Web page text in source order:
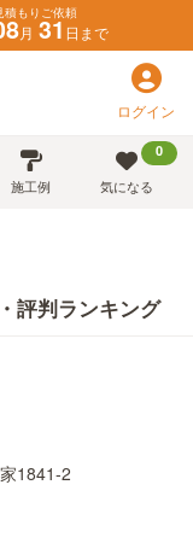
積もりご依頼
月 31日まで
ログイン
施工例
0
気になる
評判ランキング
1841-2